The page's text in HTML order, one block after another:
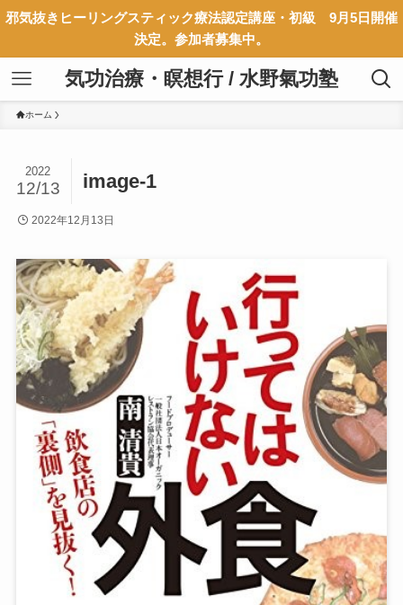
邪気抜きヒーリングスティック療法認定講座・初級 9月5日開催
決定。参加者募集中。
気功治療・瞑想行 / 水野氣功塾
ホーム
image-1
2022
12/13
2022年12月13日